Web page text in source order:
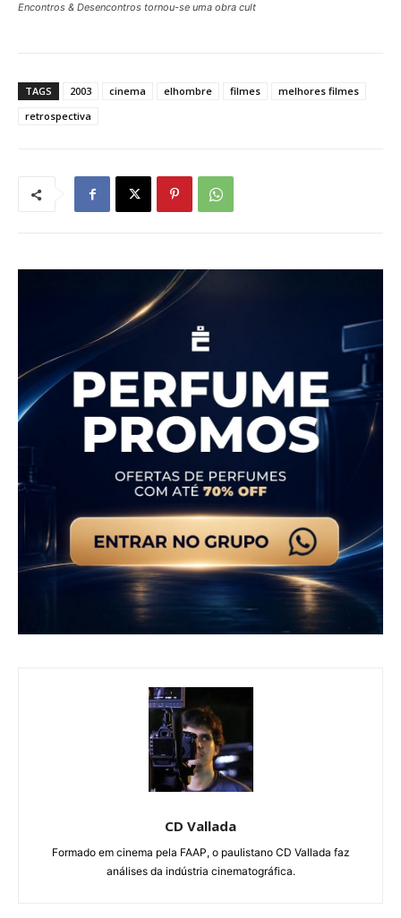
Encontros & Desencontros tornou-se uma obra cult
TAGS 2003 cinema elhombre filmes
melhores filmes
retrospectiva
CD Vallada
Formado em cinema pela FAAP, o paulistano CD Vallada faz
análises da indústria cinematográfica.